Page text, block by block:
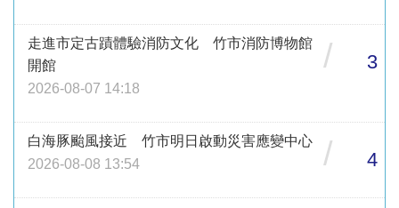
走進市定古蹟體驗消防文化 竹市消防博物館
開館
2026-08-07 14:18
/ 3
白海豚颱風接近 竹市明日啟動災害應變中心
2026-08-08 13:54
/ 4